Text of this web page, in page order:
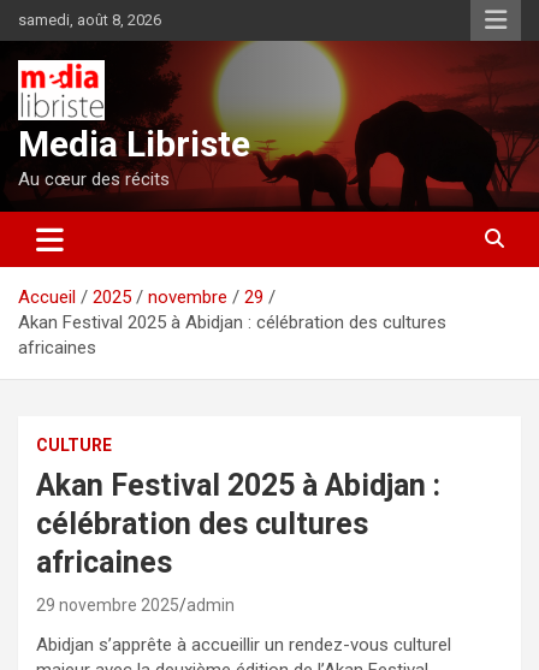
au
contenu
samedi, août 8, 2026
Media Libriste
Au cœur des récits
Accueil 2025 novembre
29
Akan Festival 2025 à Abidjan : célébration des cultures
africaines
CULTURE
Akan Festival 2025 à Abidjan :
célébration des cultures
africaines
29 novembre 2025 admin
Abidjan s’apprête à accueillir un rendez-vous culturel